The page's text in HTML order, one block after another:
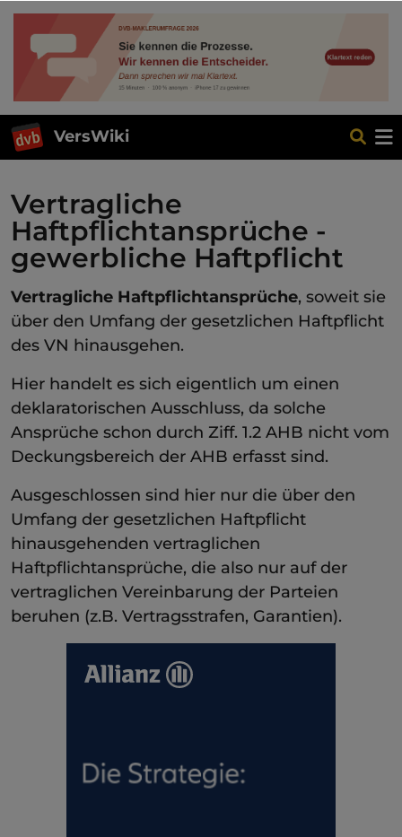
VersWiki
Vertragliche
Haftpflichtansprüche -
gewerbliche Haftpflicht
Vertragliche Haftpflichtansprüche, soweit sie
über den Umfang der gesetzlichen Haftpflicht
des VN hinausgehen.
Hier handelt es sich eigentlich um einen
deklaratorischen Ausschluss, da solche
Ansprüche schon durch Ziff. 1.2 AHB nicht vom
Deckungsbereich der AHB erfasst sind.
Ausgeschlossen sind hier nur die über den
Umfang der gesetzlichen Haftpflicht
hinausgehenden vertraglichen
Haftpflichtansprüche, die also nur auf der
vertraglichen Vereinbarung der Parteien
beruhen (z.B. Vertragsstrafen, Garantien).